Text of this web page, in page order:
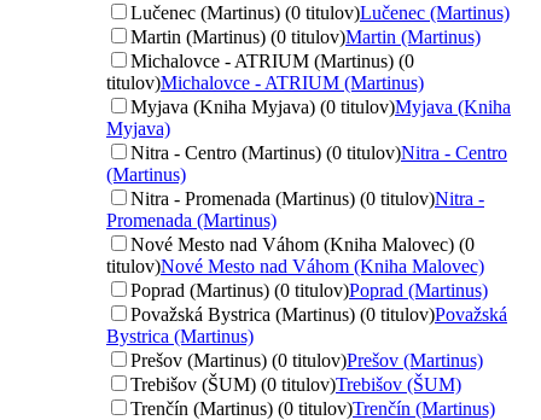
Lučenec (Martinus) (0 titulov)Lučenec (Martinus)
Martin (Martinus) (0 titulov)Martin (Martinus)
Michalovce - ATRIUM (Martinus) (0
titulov)Michalovce - ATRIUM (Martinus)
Myjava (Kniha Myjava) (0 titulov)Myjava (Kniha
Myjava)
Nitra - Centro (Martinus) (0 titulov)Nitra - Centro
(Martinus)
Nitra - Promenada (Martinus) (0 titulov)Nitra -
Promenada (Martinus)
Nové Mesto nad Váhom (Kniha Malovec) (0
titulov)Nové Mesto nad Váhom (Kniha Malovec)
Poprad (Martinus) (0 titulov)Poprad (Martinus)
Považská Bystrica (Martinus) (0 titulov)Považská
Bystrica (Martinus)
Prešov (Martinus) (0 titulov)Prešov (Martinus)
Trebišov (ŠUM) (0 titulov)Trebišov (ŠUM)
Trenčín (Martinus) (0 titulov)Trenčín (Martinus)